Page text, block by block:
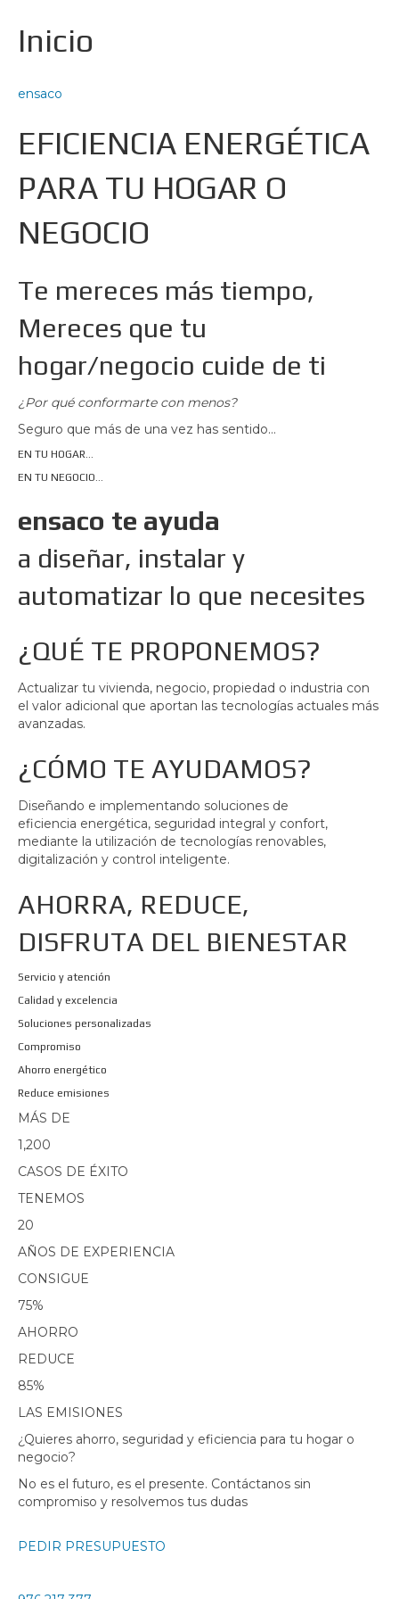
Inicio
ensaco
EFICIENCIA ENERGÉTICA
PARA TU HOGAR O
NEGOCIO
Te mereces más tiempo,
Mereces que tu
hogar/negocio cuide de ti
¿Por qué conformarte con menos?
Seguro que más de una vez has sentido…
EN TU HOGAR…
EN TU NEGOCIO…
ensaco te ayuda
a diseñar, instalar y
automatizar lo que necesites
¿QUÉ TE PROPONEMOS?
Actualizar tu vivienda, negocio, propiedad o industria con
el valor adicional que aportan las tecnologías actuales más
avanzadas.
¿CÓMO TE AYUDAMOS?
Diseñando e implementando soluciones de
eficiencia energética, seguridad integral y confort,
mediante la utilización de tecnologías renovables,
digitalización y control inteligente.
AHORRA, REDUCE,
DISFRUTA DEL BIENESTAR
Servicio y atención
Calidad y excelencia
Soluciones personalizadas
Compromiso
Ahorro energético
Reduce emisiones
MÁS DE
1,200
CASOS DE ÉXITO
TENEMOS
20
AÑOS DE EXPERIENCIA
CONSIGUE
75%
AHORRO
REDUCE
85%
LAS EMISIONES
¿Quieres ahorro, seguridad y eficiencia para tu hogar o
negocio?
No es el futuro, es el presente. Contáctanos sin
compromiso y resolvemos tus dudas
PEDIR PRESUPUESTO